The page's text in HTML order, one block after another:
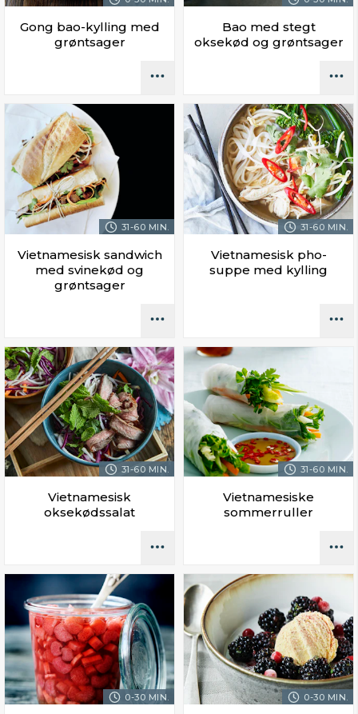
Gong bao-kylling med
grøntsager
Bao med stegt
oksekød og grøntsager
31-60 MIN.
Vietnamesisk sandwich
med svinekød og
grøntsager
31-60 MIN.
Vietnamesisk pho-
suppe med kylling
31-60 MIN.
Vietnamesisk
oksekødssalat
31-60 MIN.
Vietnamesiske
sommerruller
0-30 MIN. 0-30 MIN.